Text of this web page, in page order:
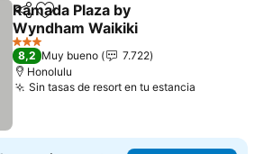
CompartirAgregar a favoritos
Ramada Plaza by
Wyndham Waikiki
3 Estrellas
8,2 Muy bueno
7.722
Honolulu
Sin tasas de resort en tu estancia